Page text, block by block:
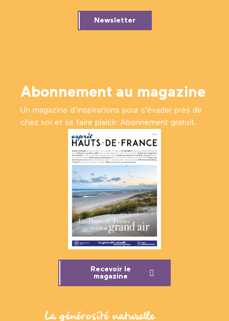
Newsletter
Abonnement au magazine
Un magazine d’inspirations pour s'évader près de
chez soi et se faire plaisir. Abonnement gratuit.
Recevoir le
magazine